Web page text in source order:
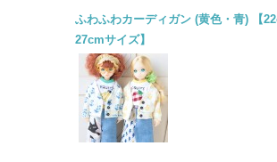
ふわふわカーディガン (黄色・青) 【
27cmサイズ】